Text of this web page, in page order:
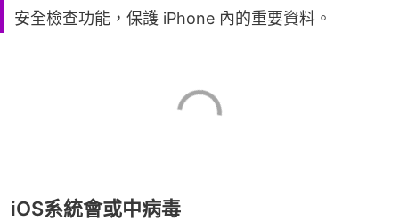
安全檢查功能，保護 iPhone 內的重要資料。
iOS系統會或中病毒